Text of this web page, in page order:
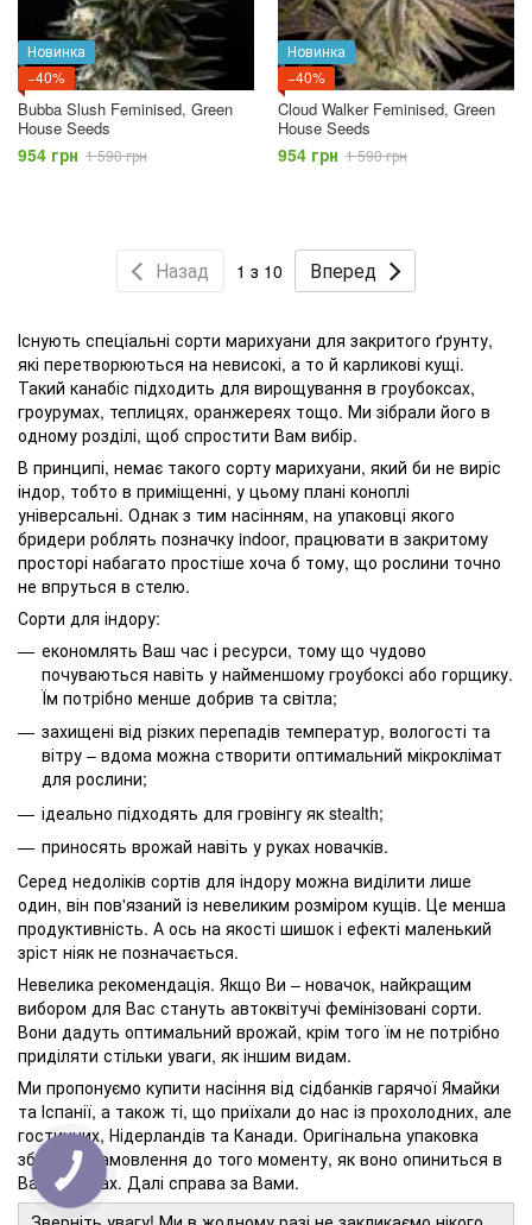
Новинка
−40%
Bubba Slush Feminised, Green
House Seeds
954 грн 1 590 грн
Новинка
−40%
Cloud Walker Feminised, Green
House Seeds
954 грн 1 590 грн
Назад 1 з 10 Вперед
Існують спеціальні сорти марихуани для закритого ґрунту,
які перетворюються на невисокі, а то й карликові кущі.
Такий канабіс підходить для вирощування в гроубоксах,
гроурумах, теплицях, оранжереях тощо. Ми зібрали його в
одному розділі, щоб спростити Вам вибір.
В принципі, немає такого сорту марихуани, який би не виріс
індор, тобто в приміщенні, у цьому плані коноплі
універсальні. Однак з тим насінням, на упаковці якого
бридери роблять позначку indoor, працювати в закритому
просторі набагато простіше хоча б тому, що рослини точно
не впруться в стелю.
Сорти для індору:
економлять Ваш час і ресурси, тому що чудово
почуваються навіть у найменшому гроубоксі або горщику.
Їм потрібно менше добрив та світла;
захищені від різких перепадів температур, вологості та
вітру – вдома можна створити оптимальний мікроклімат
для рослини;
ідеально підходять для гровінгу як stealth;
приносять врожай навіть у руках новачків.
Серед недоліків сортів для індору можна виділити лише
один, він пов'язаний із невеликим розміром кущів. Це менша
продуктивність. А ось на якості шишок і ефекті маленький
зріст ніяк не позначається.
Невелика рекомендація. Якщо Ви – новачок, найкращим
вибором для Вас стануть автоквітучі фемінізовані сорти.
Вони дадуть оптимальний врожай, крім того їм не потрібно
приділяти стільки уваги, як іншим видам.
Ми пропонуємо купити насіння від сідбанків гарячої Ямайки
та Іспанії, а також ті, що приїхали до нас із прохолодних, але
гостинних, Нідерландів та Канади. Оригінальна упаковка
збереже замовлення до того моменту, як воно опиниться в
Ваших руках. Далі справа за Вами.